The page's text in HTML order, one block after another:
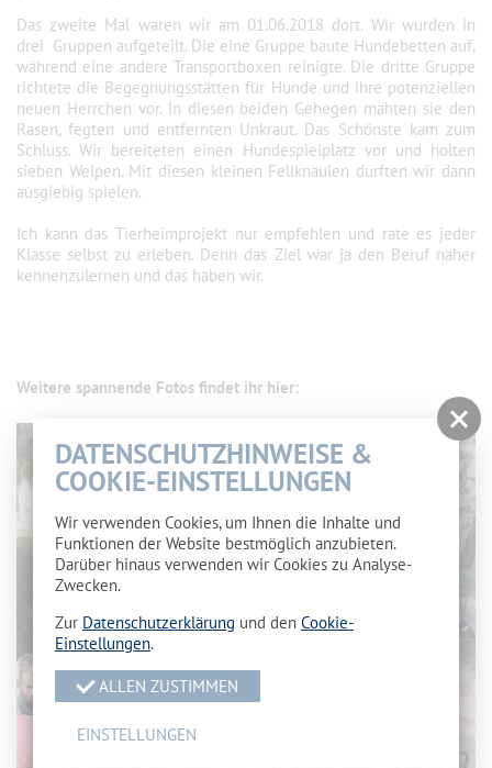
Das zweite Mal waren wir am 01.06.2018 dort. Wir wurden in
drei Gruppen aufgeteilt. Die eine Gruppe baute Hundebetten auf,
während eine andere Transportboxen reinigte. Die dritte Gruppe
richtete die Begegnungsstätten für Hunde und ihre potenziellen
neuen Herrchen vor. In diesen beiden Gehegen mähten sie den
Rasen, fegten und entfernten Unkraut. Das Schönste kam zum
Schluss. Wir bereiteten einen Hundespielplatz vor und holten
sieben Welpen. Mit diesen kleinen Fellknäulen durften wir dann
ausgiebig spielen.
Ich kann das Tierheimprojekt nur empfehlen und rate es jeder
Klasse selbst zu erleben. Denn das Ziel war ja den Beruf näher
kennenzulernen und das haben wir.
Weitere spannende Fotos findet ihr hier:
DATENSCHUTZHINWEISE &
COOKIE-EINSTELLUNGEN
Wir verwenden Cookies, um Ihnen die Inhalte und
Funktionen der Website bestmöglich anzubieten.
Darüber hinaus verwenden wir Cookies zu Analyse-
Zwecken.
Zur Datenschutzerklärung und den Cookie-
Einstellungen.
ALLEN ZUSTIMMEN
EINSTELLUNGEN